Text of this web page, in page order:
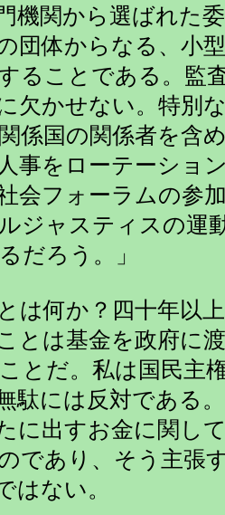
機関から選ばれた
団体からなる、小
ることである。監
欠かせない。特別
係国の関係者を含
事をローテーショ
会フォーラムの参
ジャスティスの運
だろう。」
は何か？四十年以
とは基金を政府に
とだ。私は国民主
駄には反対である
に出すお金に関し
であり、そう主張
はない。